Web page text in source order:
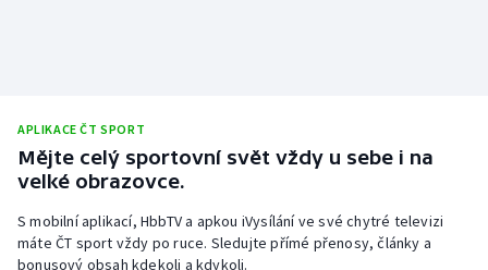
APLIKACE ČT SPORT
Mějte celý sportovní svět vždy u sebe i na
velké obrazovce.
S mobilní aplikací, HbbTV a apkou iVysílání ve své chytré televizi
máte ČT sport vždy po ruce. Sledujte přímé přenosy, články a
bonusový obsah kdekoli a kdykoli.